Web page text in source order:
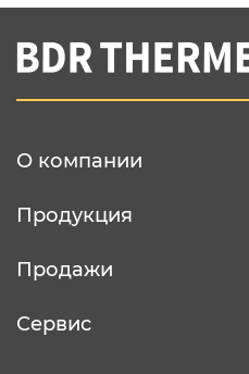
Вы соглашаетесь с
конфеденциальности
О компании
Продукция
Продажи
Сервис